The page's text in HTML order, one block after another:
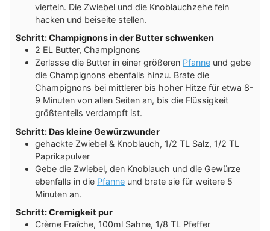
vierteln. Die Zwiebel und die Knoblauchzehe fein
hacken und beiseite stellen.
Schritt: Champignons in der Butter schwenken
2 EL Butter, Champignons
Zerlasse die Butter in einer größeren Pfanne und gebe
die Champignons ebenfalls hinzu. Brate die
Champignons bei mittlerer bis hoher Hitze für etwa 8-
9 Minuten von allen Seiten an, bis die Flüssigkeit
größtenteils verdampft ist.
Schritt: Das kleine Gewürzwunder
gehackte Zwiebel & Knoblauch, 1/2 TL Salz, 1/2 TL
Paprikapulver
Gebe die Zwiebel, den Knoblauch und die Gewürze
ebenfalls in die Pfanne und brate sie für weitere 5
Minuten an.
Schritt: Cremigkeit pur
Crème Fraîche, 100ml Sahne, 1/8 TL Pfeffer